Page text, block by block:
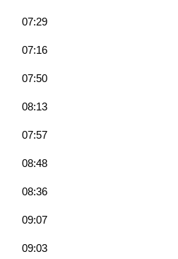
07:29
07:16
07:50
08:13
07:57
08:48
08:36
09:07
09:03